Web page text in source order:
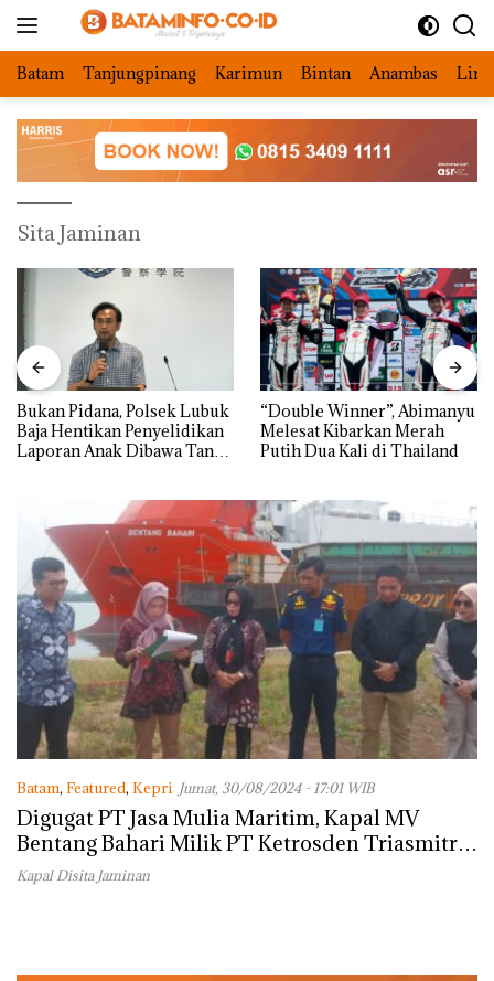
Batam Tanjungpinang Karimun Bintan Anambas
Sita Jaminan
Bukan Pidana, Polsek Lubuk
Baja Hentikan Penyelidikan
Laporan Anak Dibawa Tanpa
“Double Winner”, Abimanyu
Melesat Kibarkan Merah
Putih Dua Kali di Thailand
Batam, Featured, Kepri Jumat, 30/08/2024 - 17:01 WIB
Digugat PT Jasa Mulia Maritim, Kapal MV
Bentang Bahari Milik PT Ketrosden Triasmitra
Disita Pengadilan Negeri Batam
Kapal Disita Jaminan